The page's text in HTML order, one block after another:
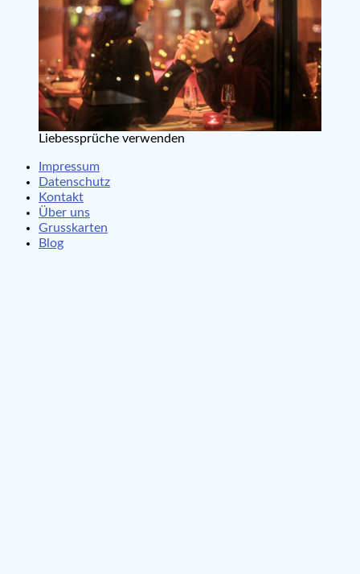
Liebessprüche verwenden
Impressum
Datenschutz
Kontakt
Über uns
Grusskarten
Blog